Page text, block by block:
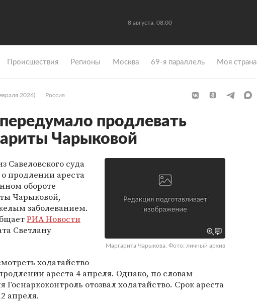
8 августа, 08:00
Происшествия Регионы Москва 69-я параллель Моя страна
2026) Россия
продлевать
Чарыковой
Маргарита Чарыкова. Фото: личный архив
Савеловского суда
продлении ареста
обороте
Чарыковой,
заболеванием.
РИА Новости
Светлану
ходатайство
ареста 4 апреля. Однако, по словам
отозвал ходатайство. Срок ареста
апреля.